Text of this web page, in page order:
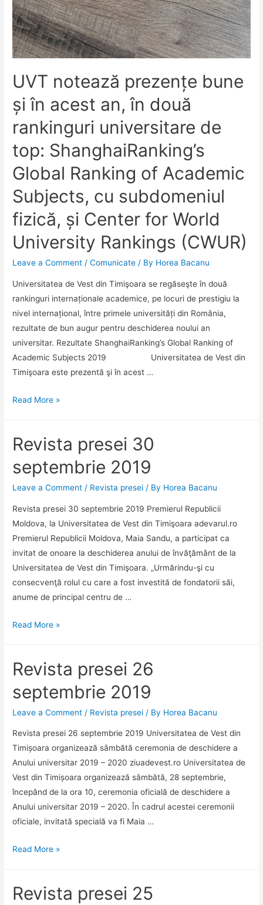
UVT notează prezențe bune
și în acest an, în două
rankinguri universitare de
top: ShanghaiRanking’s
Global Ranking of Academic
Subjects, cu subdomeniul
fizică, și Center for World
University Rankings (CWUR)
Leave a Comment /Comunicate / By Horea Bacanu
Universitatea de Vest din Timişoara se regăseşte în două
rankinguri internaționale academice, pe locuri de prestigiu la
nivel internațional, între primele universități din România,
rezultate de bun augur pentru deschiderea noului an
universitar. Rezultate ShanghaiRanking’s Global Ranking of
Academic Subjects 2019 Universitatea de Vest din
Timişoara este prezentă şi în acest …
UVT
bune
în
acest
Global
Academic
Subjects,
cu
subdomeniul
și
Center
for
World
University
Rankings
(CWUR)
Read More »
Revista presei 30
septembrie 2019
Leave a Comment / Revista presei / By Horea Bacanu
Revista presei 30 septembrie 2019 Premierul Republicii
Moldova, la Universitatea de Vest din Timişoara adevarul.ro
Premierul Republicii Moldova, Maia Sandu, a participat ca
invitat de onoare la deschiderea anului de învăţământ de la
Universitatea de Vest din Timişoara. „Urmărindu-şi cu
consecvenţă rolul cu care a fost investită de fondatorii săi,
anume de principal centru de …
Revista
septembrie
Read More »
Revista presei 26
septembrie 2019
Leave a Comment / Revista presei / By Horea Bacanu
Revista presei 26 septembrie 2019 Universitatea de Vest din
Timișoara organizează sâmbătă ceremonia de deschidere a
Anului universitar 2019 – 2020 ziuadevest.ro Universitatea de
Vest din Timișoara organizează sâmbătă, 28 septembrie,
începând de la ora 10, ceremonia oficială de deschidere a
Anului universitar 2019 – 2020. În cadrul acestei ceremonii
oficiale, invitată specială va fi Maia …
Revista
septembrie
Read More »
Revista presei 25